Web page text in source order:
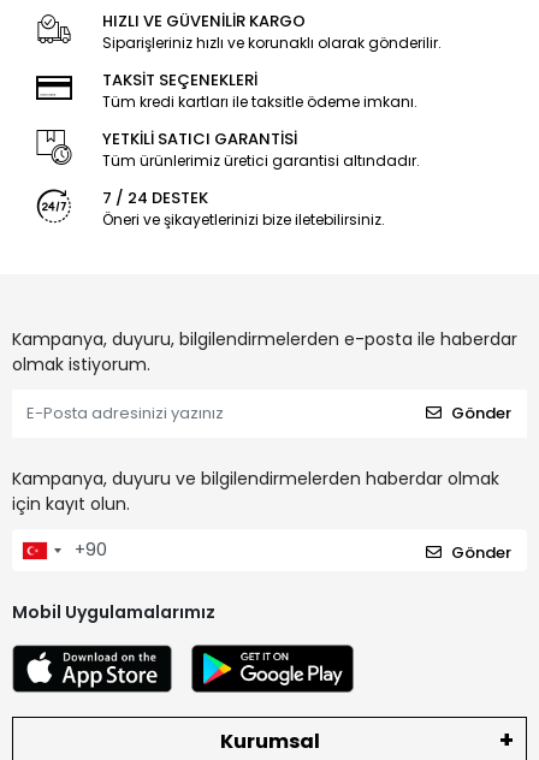
HIZLI VE GÜVENİLİR KARGO
Siparişleriniz hızlı ve korunaklı olarak gönderilir.
TAKSİT SEÇENEKLERİ
Tüm kredi kartları ile taksitle ödeme imkanı.
YETKİLİ SATICI GARANTİSİ
Tüm ürünlerimiz üretici garantisi altındadır.
7 / 24 DESTEK
Öneri ve şikayetlerinizi bize iletebilirsiniz.
Kampanya, duyuru, bilgilendirmelerden e-posta ile haberdar
olmak istiyorum.
Gönder
Kampanya, duyuru ve bilgilendirmelerden haberdar olmak
için kayıt olun.
Gönder
Mobil Uygulamalarımız
Kurumsal